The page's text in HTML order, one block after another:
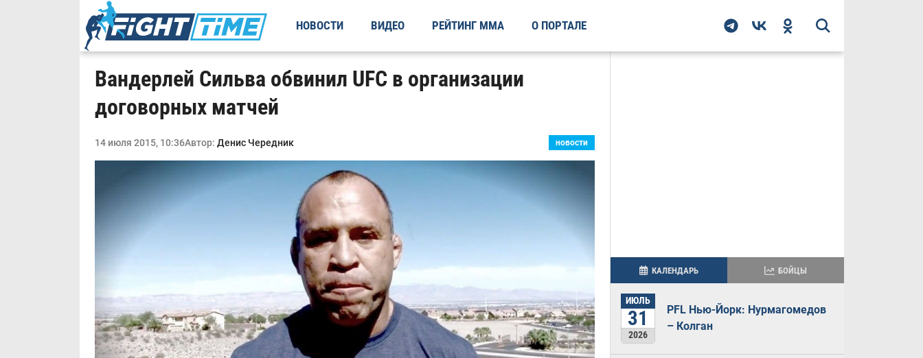
НОВОСТИ ВИДЕО РЕЙТИНГ ММА О ПОРТАЛЕ
Вандерлей Сильва обвинил UFC в организации
договорных матчей
14 июля 2015, 10:36Автор: Денис Чередник новости
КАЛЕНДАРЬ БОЙЦЫ
ИЮЛЬ
31
2026
PFL Нью-Йорк: Нурмагомедов
– Колган